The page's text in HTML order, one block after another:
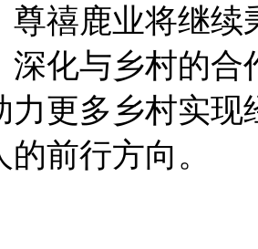
尊禧鹿业将继续
深化与乡村的合
力更多乡村实
前行方向。